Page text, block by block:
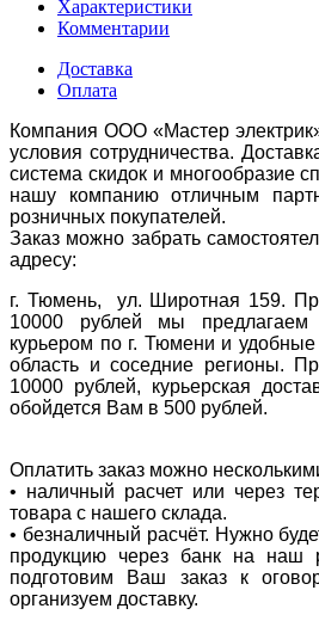
Характеристики
Комментарии
Доставка
Оплата
Компания ООО «Мастер
условия сотрудничества.
система скидок и многообразие
нашу компанию отличным
розничных покупателей.
Заказ можно забрать
адресу:
г. Тюмень, ул. Широтная 159.
10000 рублей мы предлагаем
курьером по г. Тюмени и удобные
область и соседние регионы.
10000 рублей, курьерская
обойдется Вам в 500 рублей.
Оплатить заказ можно
• наличный расчет или через
товара с нашего склада.
• безналичный расчёт. Нужно
продукцию через банк на наш
подготовим Ваш заказ к
организуем доставку.